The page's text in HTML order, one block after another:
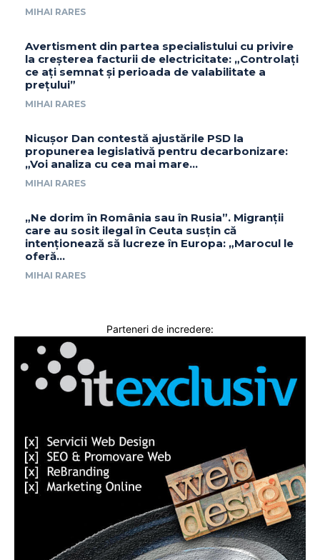
MIHAI RARES
Avertisment din partea specialistului cu privire
la creșterea facturii de electricitate: „Controlați
ce ați semnat și perioada de valabilitate a
prețului”
MIHAI RARES
Nicușor Dan contestă ajustările PSD la
propunerea legislativă pentru decarbonizare:
„Voi analiza cu cea mai mare…
MIHAI RARES
„Ne dorim în România sau în Rusia”. Migranții
care au sosit ilegal în Ceuta susțin că
intenționează să lucreze în Europa: „Marocul le
oferă...
MIHAI RARES
Parteneri de incredere: